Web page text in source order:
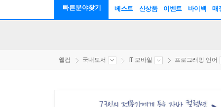
빠른분야찾기 베스트 신상품 이벤트 바이백 매
웰컴 국내도서 IT 모바일 프로그래밍 언어